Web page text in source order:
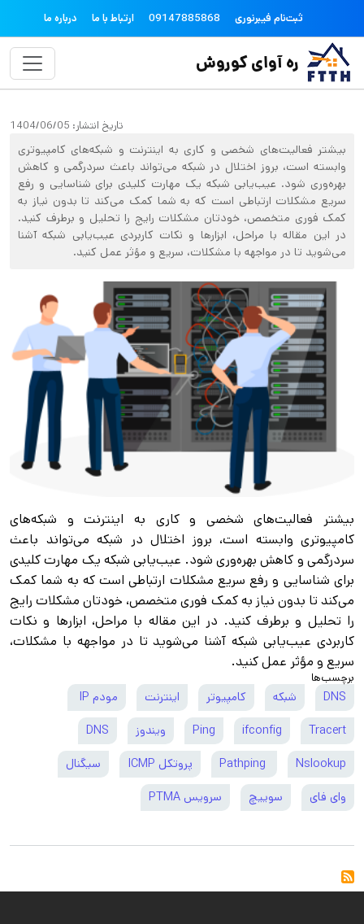
رفتن به محتوای اصلی topheader
درباره ما ارتباط با ما 09147885868 ثبت‌نام فیبرنوری
ره آوای کوروش
تاریخ انتشار: 1404/06/05
بیشتر فعالیت‌های شخصی و کاری به اینترنت و شبکه‌های کامپیوتری
وابسته است، بروز اختلال در شبکه می‌تواند باعث سردرگمی و کاهش
بهره‌وری شود. عیب‌یابی شبکه یک مهارت کلیدی برای شناسایی و رفع
سریع مشکلات ارتباطی است که به شما کمک می‌کند تا بدون نیاز به
کمک فوری متخصص، خودتان مشکلات رایج را تحلیل و برطرف کنید.
در این مقاله با مراحل، ابزارها و نکات کاربردی عیب‌یابی شبکه آشنا
می‌شوید تا در مواجهه با مشکلات، سریع و مؤثر عمل کنید.
بیشتر فعالیت‌های شخصی و کاری به اینترنت و شبکه‌های
کامپیوتری وابسته است، بروز اختلال در شبکه می‌تواند باعث
سردرگمی و کاهش بهره‌وری شود. عیب‌یابی شبکه یک مهارت کلیدی
برای شناسایی و رفع سریع مشکلات ارتباطی است که به شما کمک
می‌کند تا بدون نیاز به کمک فوری متخصص، خودتان مشکلات رایج
را تحلیل و برطرف کنید. در این مقاله با مراحل، ابزارها و نکات
کاربردی عیب‌یابی شبکه آشنا می‌شوید تا در مواجهه با مشکلات،
سریع و مؤثر عمل کنید.
برچسب‌ها
DNS شبکه کامپیوتر اینترنت مودم IP
Tracert
ifconfig
Ping ویندوز DNS
Nslookup پروتکل ICMP سیگنال
وای فای سوییچ سرویس PTMA